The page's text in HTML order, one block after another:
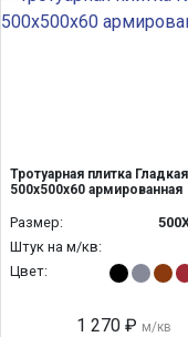
Тротуарная плитка Гладкая
500х500х60 армированная
Размер:
Штук на м/кв:
Цвет:
1 270 ₽ м/кв